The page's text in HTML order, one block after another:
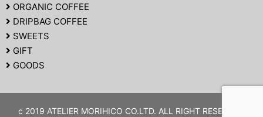
ORGANIC COFFEE
DRIPBAG COFFEE
SWEETS
GIFT
GOODS
c 2019 ATELIER MORIHICO CO.LTD. ALL RIGHT RESERVED.